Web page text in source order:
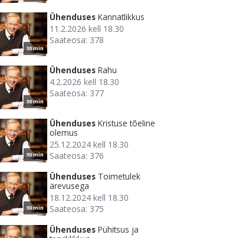
30 min
Ühenduses Kannatlikkus
11.2.2026 kell 18.30
Saateosa: 378
30 min
Ühenduses Rahu
4.2.2026 kell 18.30
Saateosa: 377
30 min
Ühenduses Kristuse tõeline
olemus
25.12.2024 kell 18.30
Saateosa: 376
30 min
Ühenduses Toimetulek
ärevusega
18.12.2024 kell 18.30
Saateosa: 375
Ühenduses Pühitsus ja